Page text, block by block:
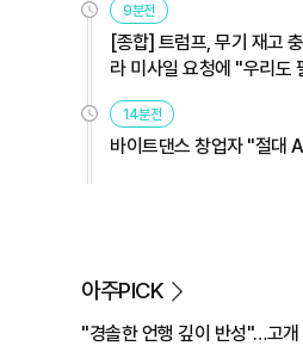
9분전
[종합] 트럼프, 무기 재고
라 미사일 요청에 "우리도
14분전
바이트댄스 창업자 "절대
아주PICK
"경솔한 언행 깊이 반성"…고개